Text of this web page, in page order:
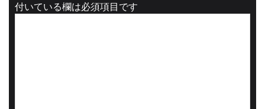
付いている欄は必須項目です